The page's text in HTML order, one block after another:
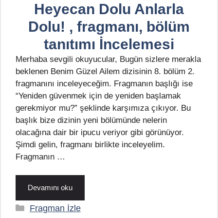
Heyecan Dolu Anlarla
Dolu! , fragmanı, bölüm
tanıtımı İncelemesi
Merhaba sevgili okuyucular, Bugün sizlere merakla
beklenen Benim Güzel Ailem dizisinin 8. bölüm 2.
fragmanını inceleyeceğim. Fragmanın başlığı ise
“Yeniden güvenmek için de yeniden başlamak
gerekmiyor mu?” şeklinde karşımıza çıkıyor. Bu
başlık bize dizinin yeni bölümünde nelerin
olacağına dair bir ipucu veriyor gibi görünüyor.
Şimdi gelin, fragmanı birlikte inceleyelim.
Fragmanın …
Devamını oku
Kategoriler
Fragman İzle